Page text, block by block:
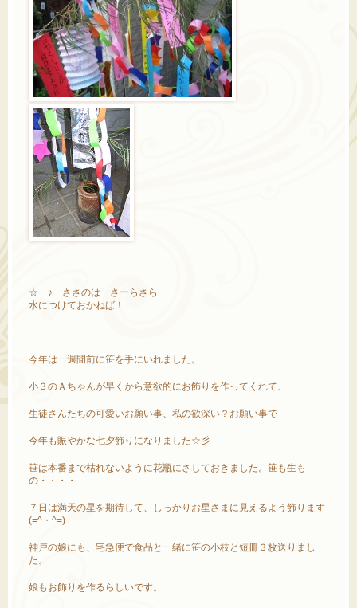
☆ ♪ ささのは さーらさら
水につけておかねば！
今年は一週間前に笹を手にいれました。
小３のＡちゃんが早くから意欲的にお飾りを作ってくれて、
生徒さんたちの可愛いお願い事、私の欲深い？お願い事で
今年も賑やかな七夕飾りになりました☆彡
笹は本番まで枯れないように花瓶にさしておきました。笹も生も
の・・・・
７日は満天の星を期待して、しっかりお星さまに見えるよう飾ります
(=^・^=)
神戸の娘にも、宅急便で食品と一緒に笹の小枝と短冊３枚送りまし
た。
娘もお飾りを作るらしいです。